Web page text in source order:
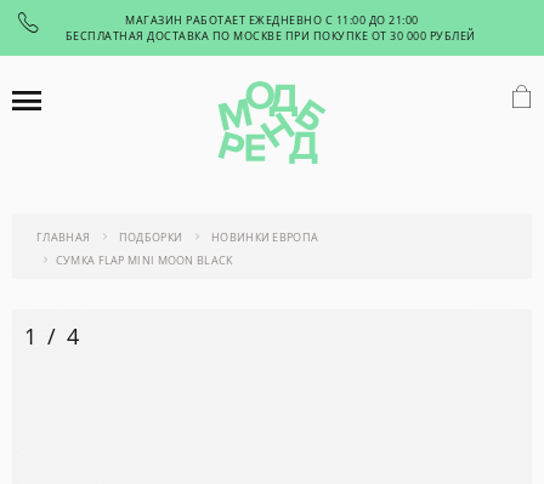
МАГАЗИН РАБОТАЕТ ЕЖЕДНЕВНО С 11:00 ДО 21:00
БЕСПЛАТНАЯ ДОСТАВКА ПО МОСКВЕ ПРИ ПОКУПКЕ ОТ 30 000 РУБЛЕЙ
ГЛАВНАЯ ПОДБОРКИ
НОВИНКИ ЕВРОПА
СУМКА FLAP MINI MOON BLACK
1 / 4